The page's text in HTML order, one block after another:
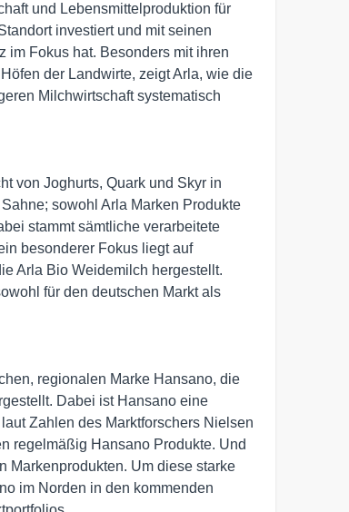
und Lebensmittelproduktion für
investiert und mit seinen
im Fokus hat. Besonders mit ihren
der Landwirte, zeigt Arla, wie die
Milchwirtschaft systematisch
von Joghurts, Quark und Skyr in
sowohl Arla Marken Produkte
stammt sämtliche verarbeitete
besonderer Fokus liegt auf
Arla Bio Weidemilch hergestellt.
für den deutschen Markt als
regionalen Marke Hansano, die
Dabei ist Hansano eine
Zahlen des Marktforschers Nielsen
regelmäßig Hansano Produkte. Und
Markenprodukten. Um diese starke
im Norden in den kommenden